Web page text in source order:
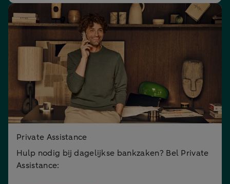
Private Assistance
Hulp nodig bij dagelijkse bankzaken? Bel Private
Assistance: